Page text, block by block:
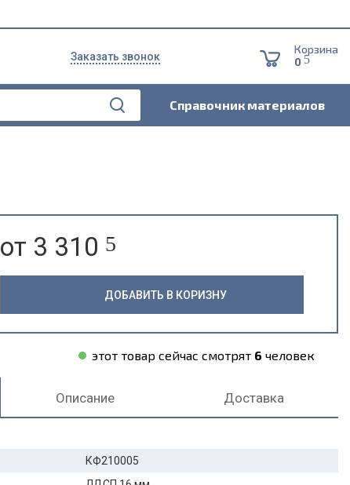
Заказать звонок
Корзина
0 5
Справочник материалов
от 3 310 5
ДОБАВИТЬ В КОРИЗНУ
этот товар сейчас смотрят 6 человек
Описание Доставка
КФ210005